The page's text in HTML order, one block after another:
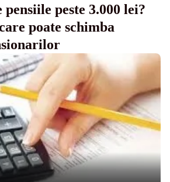
pensiile peste 3.000 lei?
poate schimba